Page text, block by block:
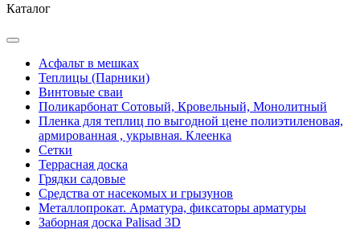
Каталог
Асфальт в мешках
Теплицы (Парники)
Винтовые сваи
Поликарбонат Сотовый, Кровельный, Монолитный
Пленка для теплиц по выгодной цене полиэтиленовая,
армированная , укрывная. Клеенка
Сетки
Террасная доска
Грядки садовые
Средства от насекомых и грызунов
Металлопрокат. Арматура, фиксаторы арматуры
Заборная доска Palisad 3D